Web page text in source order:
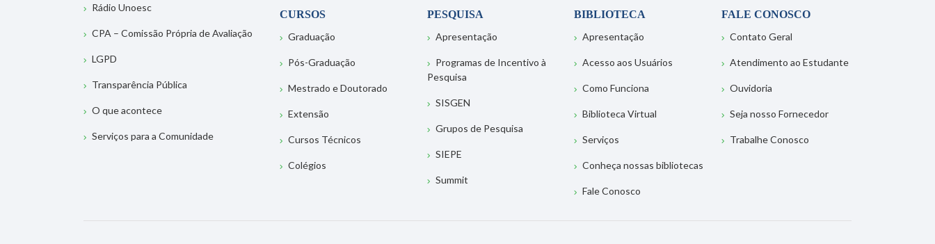
Rádio Unoesc
CPA – Comissão Própria de Avaliação
LGPD
Transparência Pública
O que acontece
Serviços para a Comunidade
CURSOS
Graduação
Pós-Graduação
Mestrado e Doutorado
Extensão
Cursos Técnicos
Colégios
PESQUISA
Apresentação
Programas de Incentivo à
Pesquisa
SISGEN
Grupos de Pesquisa
SIEPE
Summit
BIBLIOTECA
Apresentação
Acesso aos Usuários
Como Funciona
Biblioteca Virtual
Serviços
Conheça nossas bibliotecas
Fale Conosco
FALE CONOSCO
Contato Geral
Atendimento ao Estudante
Ouvidoria
Seja nosso Fornecedor
Trabalhe Conosco